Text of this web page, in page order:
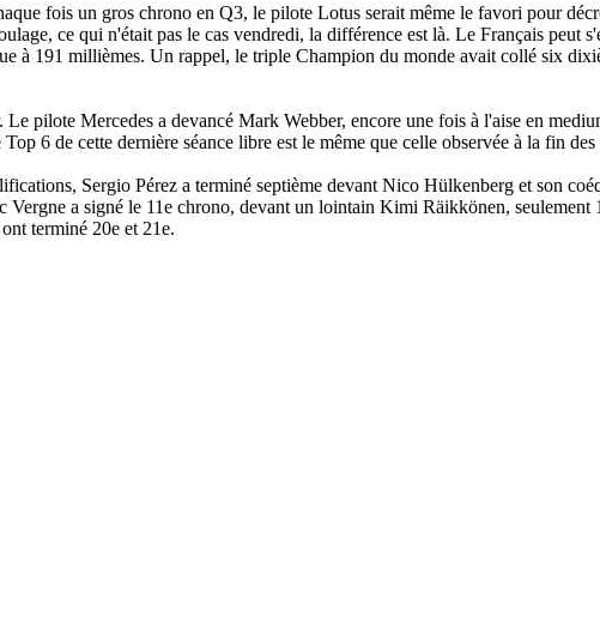
fois un gros chrono en Q3, le pilote Lotus serait même le favori pour
ce qui n'était pas le cas vendredi, la différence est là. Le Français peut
à 191 millièmes. Un rappel, le triple Champion du monde avait collé six
pilote Mercedes a devancé Mark Webber, encore une fois à l'aise en
6 de cette dernière séance libre est le même que celle observée à la fin des
Sergio Pérez a terminé septième devant Nico Hülkenberg et son
a signé le 11e chrono, devant un lointain Kimi Räikkönen, seulement
terminé 20e et 21e.